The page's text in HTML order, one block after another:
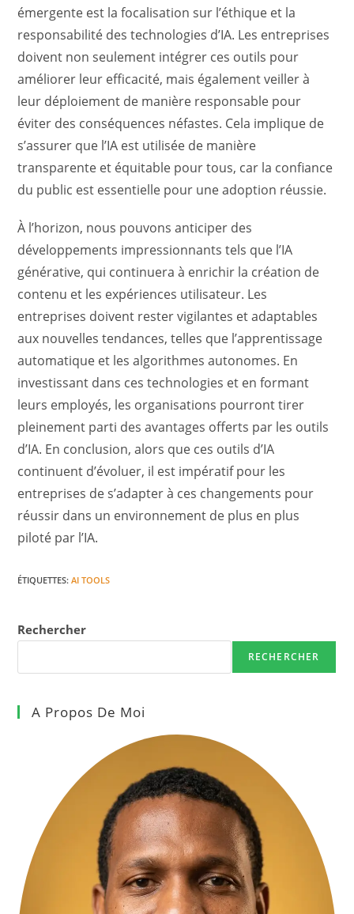
émergente est la focalisation sur l’éthique et la
responsabilité des technologies d’IA. Les entreprises
doivent non seulement intégrer ces outils pour
améliorer leur efficacité, mais également veiller à
leur déploiement de manière responsable pour
éviter des conséquences néfastes. Cela implique de
s’assurer que l’IA est utilisée de manière
transparente et équitable pour tous, car la confiance
du public est essentielle pour une adoption réussie.
À l’horizon, nous pouvons anticiper des
développements impressionnants tels que l’IA
générative, qui continuera à enrichir la création de
contenu et les expériences utilisateur. Les
entreprises doivent rester vigilantes et adaptables
aux nouvelles tendances, telles que l’apprentissage
automatique et les algorithmes autonomes. En
investissant dans ces technologies et en formant
leurs employés, les organisations pourront tirer
pleinement parti des avantages offerts par les outils
d’IA. En conclusion, alors que ces outils d’IA
continuent d’évoluer, il est impératif pour les
entreprises de s’adapter à ces changements pour
réussir dans un environnement de plus en plus
piloté par l’IA.
ÉTIQUETTES:AI TOOLS
Rechercher
RECHERCHER
A Propos De Moi